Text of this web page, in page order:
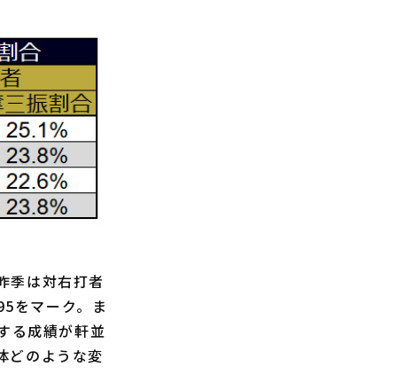
季は対右打者
をマーク。ま
る成績が軒並
どのような変